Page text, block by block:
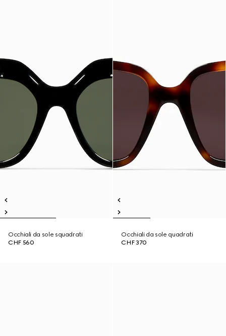
Occhiali da sole squadrati
CHF 560
Occhiali da sole quadrati
CHF 370